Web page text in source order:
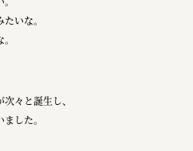
いな。
々と誕生し、
した。